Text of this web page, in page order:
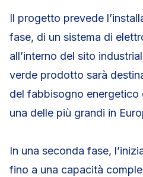
Il progetto prevede
fase, di un sistema di
all’interno del sito
verde prodotto sarà
del fabbisogno energetico
una delle più grandi in
In una seconda fase,
fino a una capacità